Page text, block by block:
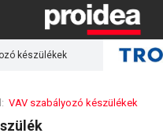
készülékek
VAV szabályozó készülékek